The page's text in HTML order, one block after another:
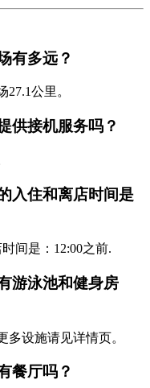
有多远？
公里。
供接机服务吗？
入住和离店时间是
间是：12:00之前.
游泳池和健身房
设施请见详情页。
餐厅吗？